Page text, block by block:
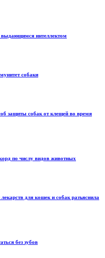
выдающимся интеллектом
собаки
защиты собак от клещей во время
по числу видов животных
для кошек и собак разъяснила
без зубов